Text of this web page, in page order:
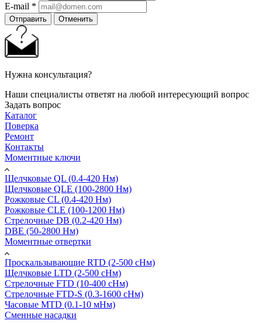
E-mail *
Отправить Отменить
Нужна консультация?
Наши специалисты ответят на любой интересующий вопрос
Задать вопрос
Каталог
Поверка
Ремонт
Контакты
Моментные ключи
Щелчковые QL (0.4-420 Нм)
Щелчковые QLE (100-2800 Нм)
Рожковые CL (0.4-420 Нм)
Рожковые CLE (100-1200 Нм)
Стрелочные DB (0.2-420 Нм)
DBE (50-2800 Нм)
Моментные отвертки
Проскальзывающие RTD (2-500 сНм)
Щелчковые LTD (2-500 сНм)
Стрелочные FTD (10-400 сНм)
Стрелочные FTD-S (0.3-1600 сНм)
Часовые MTD (0.1-10 мНм)
Сменные насадки